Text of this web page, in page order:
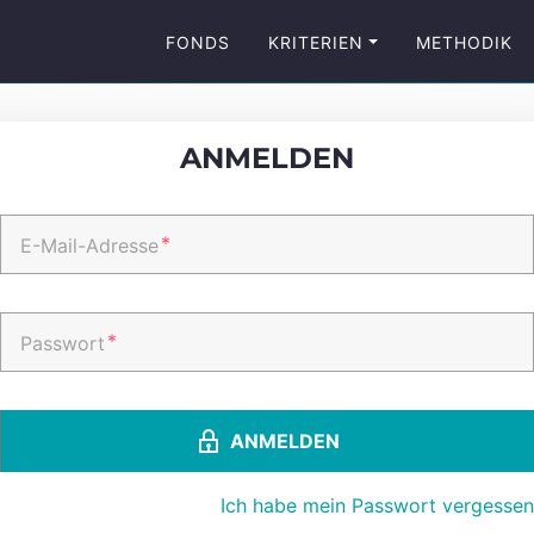
FONDS KRITERIEN METHODIK
ANMELDEN
E-Mail-Adresse*
Passwort *
ANMELDEN
Ich habe mein Passwort vergessen